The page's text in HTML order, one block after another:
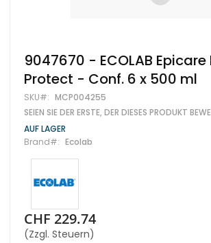
Zum
Anfang
der
Bildgalerie
springen
9047670 - ECOLAB
Protect - Conf. 6 x 500 ml
SKU MCP004255
SEIEN SIE DER ERSTE, DER DIESES PRODUKT
AUF LAGER
Brand
Ecolab
CHF 229.74
(Zzgl. Steuern)